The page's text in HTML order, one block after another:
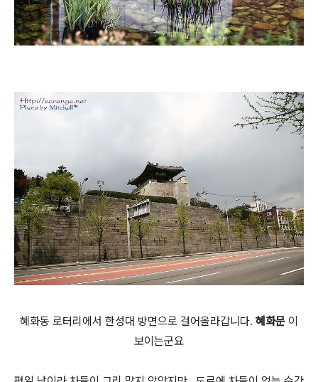
혜화동 로터리에서 한성대 방면으로 걸어올라갑니다. 혜화문 이
보이는군요